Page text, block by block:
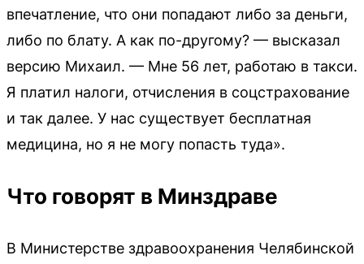
впечатление, что они попадают либо за деньги,
либо по блату. А как по-другому? — высказал
версию Михаил. — Мне 56 лет, работаю в такси.
Я платил налоги, отчисления в соцстрахование
и так далее. У нас существует бесплатная
медицина, но я не могу попасть туда».
Что говорят в Минздраве
В Министерстве здравоохранения Челябинской